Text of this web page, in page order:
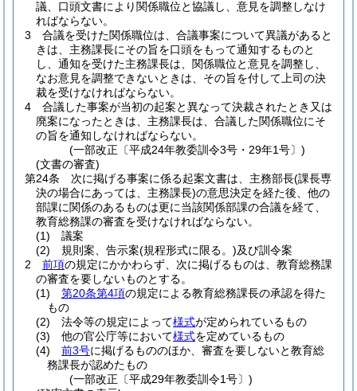
議、口頭文書により関係職位と協議し、意見を調整しなけ
ればならない。
3
合議を受けた関係職位は、合議事案について異議があると
きは、主務課長にその旨を口頭をもって通知するものと
し、通知を受けた主務課長は、関係職位と意見を調整し、
なお意見を調整できないときは、その旨を付して上司の決
裁を受けなければならない。
4
合議した事案が当初の起案と異なって決裁されたとき又は
廃案になったときは、主務課長は、合議した関係職位にそ
の旨を通知しなければならない。
(一部改正〔平成24年教委訓令3号・29年1号〕)
(文書の審査)
第24条
次に掲げる事案に係る起案文書は、主務部長(課長専
決の場合にあっては、主務課長)の意思決定を経た後、他の
部課に関係のあるものは更に当該関係部課の合議を経て、
教育総務課の審査を受けなければならない。
(1)
議案
(2)
規則案、告示案(規程形式に限る。)及び訓令案
2
前項の規定にかかわらず、次に掲げるものは、教育総務課
の審査を要しないものとする。
(1)
第20条第4項の規定による教育総務課長の承認を得た
もの
(2)
法令等の規定によって様式が定められているもの
(3)
他の官公庁等において様式を定めているもの
(4)
前3号に掲げるもののほか、審査を要しないと教育総
務課長が認めたもの
(一部改正〔平成29年教委訓令1号〕)